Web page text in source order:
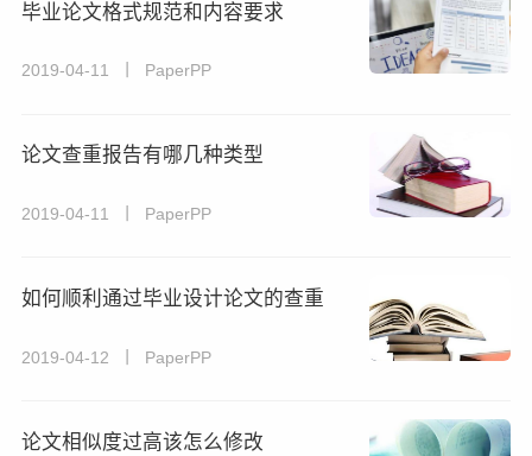
毕业论文格式规范和内容要求
2019-04-11 丨 PaperPP
论文查重报告有哪几种类型
2019-04-11 丨 PaperPP
如何顺利通过毕业设计论文的查重
2019-04-12 丨 PaperPP
论文相似度过高该怎么修改